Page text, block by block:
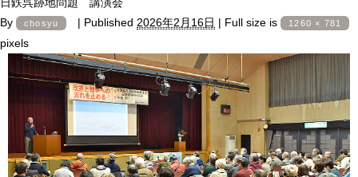
By
chosyu | Published 2026年2月16日 | Full size is 1260 × 781
pixels